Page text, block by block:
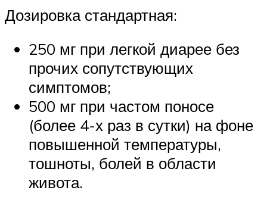
Дозировка стандартная:
250 мг при легкой диарее без
прочих сопутствующих
симптомов;
500 мг при частом поносе
(более 4-х раз в сутки) на фоне
повышенной температуры,
тошноты, болей в области
живота.